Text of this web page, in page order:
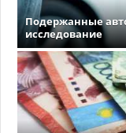
Подержанные
исследование